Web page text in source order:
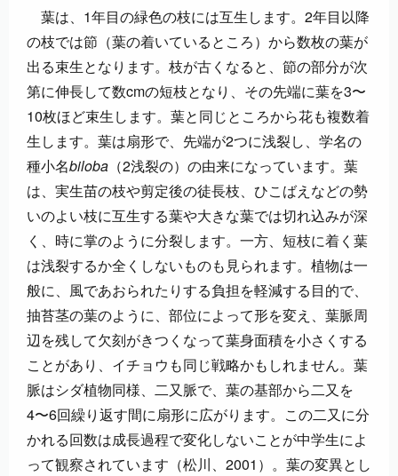
葉は、1年目の緑色の枝には互生します。2年目以降
の枝では節（葉の着いているところ）から数枚の葉が
出る束生となります。枝が古くなると、節の部分が次
第に伸長して数cmの短枝となり、その先端に葉を3〜
10枚ほど束生します。葉と同じところから花も複数着
生します。葉は扇形で、先端が2つに浅裂し、学名の
種小名biloba （2浅裂の）の由来になっています。葉
は、実生苗の枝や剪定後の徒長枝、ひこばえなどの勢
いのよい枝に互生する葉や大きな葉では切れ込みが深
く、時に掌のように分裂します。一方、短枝に着く葉
は浅裂するか全くしないものも見られます。植物は一
般に、風であおられたりする負担を軽減する目的で、
抽苔茎の葉のように、部位によって形を変え、葉脈周
辺を残して欠刻がきつくなって葉身面積を小さくする
ことがあり、イチョウも同じ戦略かもしれません。葉
脈はシダ植物同様、二又脈で、葉の基部から二又を
4〜6回繰り返す間に扇形に広がります。この二又に分
かれる回数は成長過程で変化しないことが中学生によ
って観察されています（松川、2001）。葉の変異とし